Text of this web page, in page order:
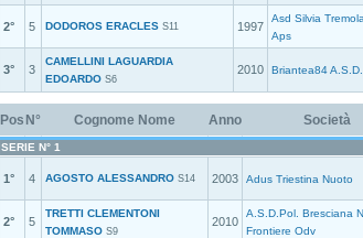
2° 5 DODOROS ERACLES S11 1997
Asd Silvia
Aps
3° 3
CAMELLINI LAGUARDIA
EDOARDO S6
2010 Briantea84 A.S.D.
Pos N° Cognome Nome Anno Società
SERIE N° 1
1° 4 AGOSTO ALESSANDRO S14 2003 Adus Triestina Nuoto
2° 5
TRETTI CLEMENTONI
TOMMASO S9
2010
A.S.D.Pol. Bresciana
Frontiere Odv